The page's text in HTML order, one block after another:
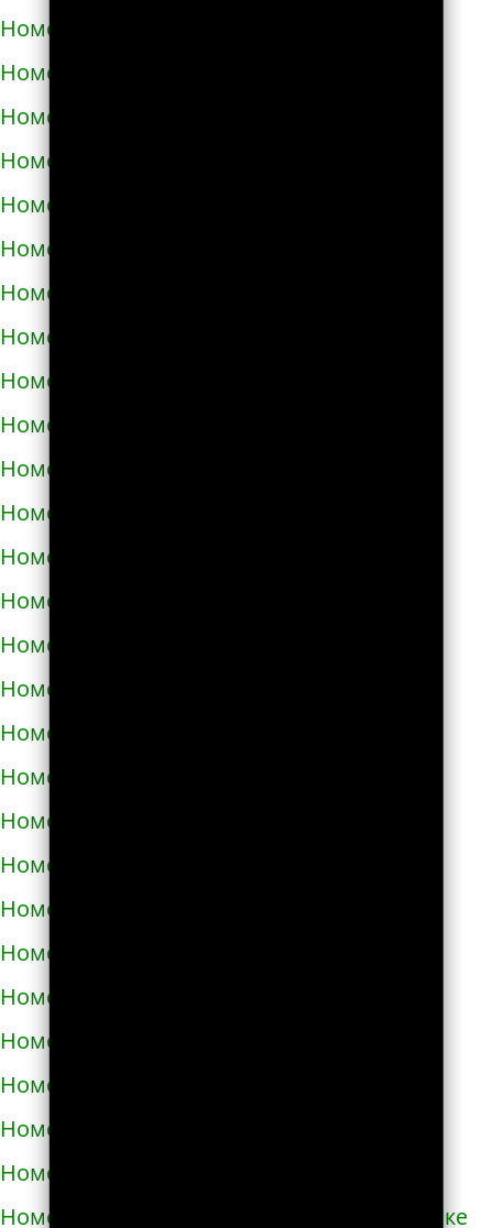
Номера телефонов такси в Токмаке
Номера телефонов такси в Тростянце
Номера телефонов такси в Трускавце
Номера телефонов такси в Тульчине
Номера телефонов такси в Ужгороде
Номера телефонов такси в Узине
Номера телефонов такси в Украинке
Номера телефонов такси в Умани
Номера телефонов такси в Фастове
Номера телефонов такси в Харькове
Номера телефонов такси в Херсоне
Номера телефонов такси в Хмельнике
Номера телефонов такси в Хмельницком
Номера телефонов такси в Хороле
Номера телефонов такси в Христиновке
Номера телефонов такси в Хусте
Номера телефонов такси в Червонограде
Номера телефонов такси в Черкассах
Номера телефонов такси в Чернигове
Номера телефонов такси в Черновцах
Номера телефонов такси в Черноморске
Номера телефонов такси в Чорткове
Номера телефонов такси в Чугуеве
Номера телефонов такси в Шепетовке
Номера телефонов такси в Шостке
Номера телефонов такси в Шполе
Номера телефонов такси в Энергодаре
Номера телефонов такси в Южноукраинске